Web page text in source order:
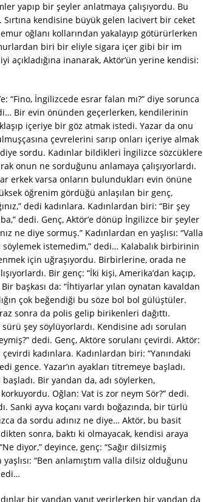
yapıp bir şeyler anlatmaya çalışıyordu. Bu
kendisine büyük gelen lacivert bir ceket
oğlanı kollarından yakalayıp götürürlerken
biri bir eliyle sigara içer gibi bir im
açıkladığına inanarak, Aktör’ün yerine kendisi:
“Fino, İngilizcede esrar falan mı?” diye sorunca
Bir evin önünden geçerlerken, kendilerinin
içeriye bir göz atmak istedi. Yazar da onu
çevrelerini sarıp onları içeriye almak
sordu. Kadınlar bildikleri İngilizce sözcüklere
onun ne sorduğunu anlamaya çalışıyorlardı.
erkek varsa onların bulundukları evin önüne
öğrenim gördüğü anlaşılan bir genç,
dedi kadınlara. Kadınlardan biri: “Bir şey
dedi. Genç, Aktör’e dönüp İngilizce bir şeyler
ne diye sormuş.” Kadınlardan en yaşlısı: “Valla
söylemek istemedim,” dedi… Kalabalık birbirinin
için uğraşıyordu. Birbirlerine, orada ne
Bir genç: “İki kişi, Amerika’dan kaçıp,
başkası da: “İhtiyarlar yılan oynatan kavaldan
çok beğendiği bu söze bol bol gülüştüler.
sonra da polis gelip birikenleri dağıttı.
şey söylüyorlardı. Kendisine adı sorulan
dedi. Genç, Aktöre sorulanı çevirdi. Aktör:
kadınlara. Kadınlardan biri: “Yanındaki
gence. Yazar’ın ayakları titremeye başladı.
Bir yandan da, adı söylerken,
Oğlan: Vat is zor neym Sör?” dedi.
Sanki ayva koçanı vardı boğazında, bir türlü
da sordu adınız ne diye… Aktör, bu basit
sonra, baktı ki olmayacak, kendisi araya
diyor,” deyince, genç: “Sağır dilsizmiş
“Ben anlamıştım valla dilsiz olduğunu
bir yandan yanıt verirlerken bir yandan da